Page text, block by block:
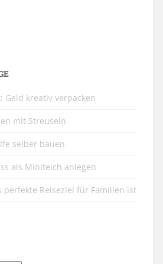
Geld kreativ verpacken
mit Streuseln
selber bauen
als Miniteich anlegen
perfekte Reiseziel für Familien ist